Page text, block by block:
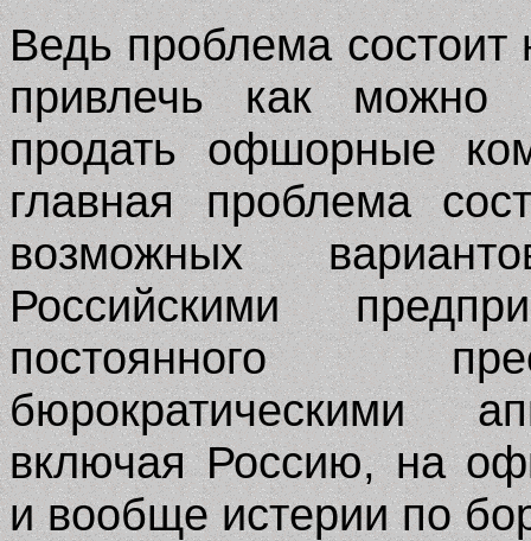
Ведь проблема состоит
привлечь как можно
продать офшорные
главная проблема
возможных
Российскими
постоянного
бюрократическими
включая Россию, на
и вообще истерии по